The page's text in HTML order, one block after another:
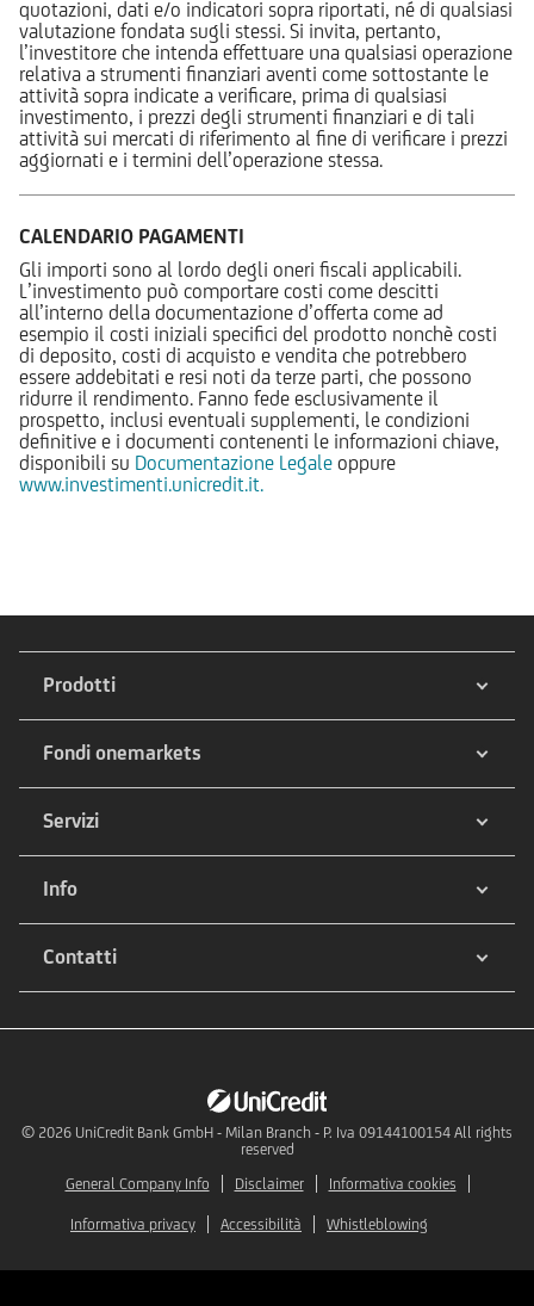
quotazioni, dati e/o indicatori sopra riportati, né di qualsiasi
valutazione fondata sugli stessi. Si invita, pertanto,
l’investitore che intenda effettuare una qualsiasi operazione
relativa a strumenti finanziari aventi come sottostante le
attività sopra indicate a verificare, prima di qualsiasi
investimento, i prezzi degli strumenti finanziari e di tali
attività sui mercati di riferimento al fine di verificare i prezzi
aggiornati e i termini dell’operazione stessa.
CALENDARIO PAGAMENTI
Gli importi sono al lordo degli oneri fiscali applicabili.
L’investimento può comportare costi come descitti
all’interno della documentazione d’offerta come ad
esempio il costi iniziali specifici del prodotto nonchè costi
di deposito, costi di acquisto e vendita che potrebbero
essere addebitati e resi noti da terze parti, che possono
ridurre il rendimento. Fanno fede esclusivamente il
prospetto, inclusi eventuali supplementi, le condizioni
definitive e i documenti contenenti le informazioni chiave,
disponibili su Documentazione Legale oppure
www.investimenti.unicredit.it.
Prodotti
Fondi onemarkets
Servizi
Info
Contatti
© 2026 UniCredit Bank GmbH - Milan Branch - P. Iva 09144100154 All rights
reserved
General Company Info
Disclaimer Informativa cookies
Informativa privacy Accessibilità Whistleblowing